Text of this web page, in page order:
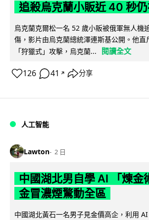
追殺烏克蘭小販近 40 秒
烏克蘭克爾松一名 52 歲小販被俄軍無人機
傷，影片由烏克蘭總統澤連斯基公開。他直
「狩獵式」攻擊，烏克蘭...
閱讀全文
126 41 ↗ 分享
人工智能
Lawton 2 日
中國湖北男自學 AI 「煉金
金冒濃煙驚動全區
中國湖北黃石一名男子見金價高企，利用